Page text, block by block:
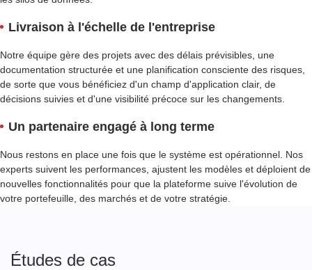
Livraison à l'échelle de l'entreprise
Notre équipe gère des projets avec des délais prévisibles, une
documentation structurée et une planification consciente des risques,
de sorte que vous bénéficiez d'un champ d'application clair, de
décisions suivies et d'une visibilité précoce sur les changements.
Un partenaire engagé à long terme
Nous restons en place une fois que le système est opérationnel. Nos
experts suivent les performances, ajustent les modèles et déploient de
nouvelles fonctionnalités pour que la plateforme suive l'évolution de
votre portefeuille, des marchés et de votre stratégie.
Études de cas